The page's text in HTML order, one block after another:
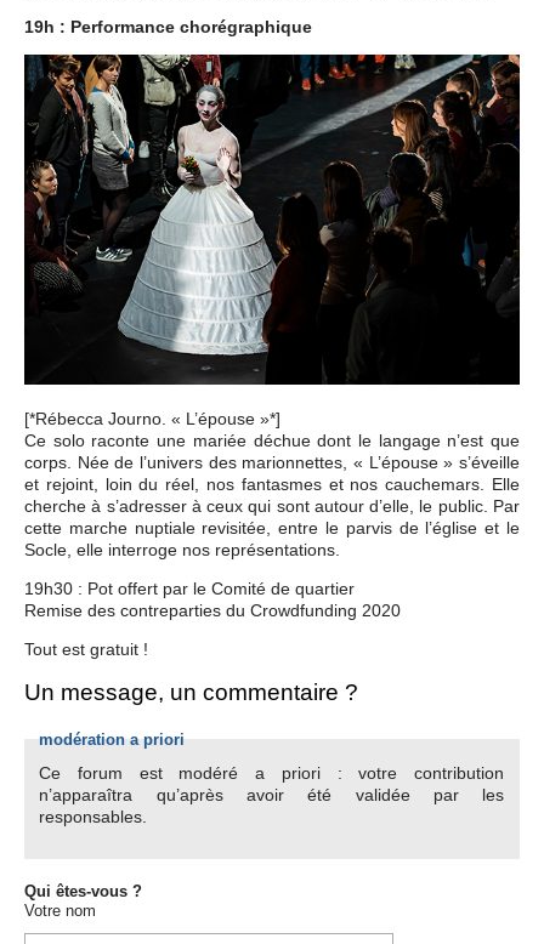
19h : Performance chorégraphique
[*Rébecca Journo. « L’épouse »*]
Ce solo raconte une mariée déchue dont le langage n’est que
corps. Née de l’univers des marionnettes, « L’épouse » s’éveille
et rejoint, loin du réel, nos fantasmes et nos cauchemars. Elle
cherche à s’adresser à ceux qui sont autour d’elle, le public. Par
cette marche nuptiale revisitée, entre le parvis de l’église et le
Socle, elle interroge nos représentations.
19h30 : Pot offert par le Comité de quartier
Remise des contreparties du Crowdfunding 2020
Tout est gratuit !
Un message, un commentaire ?
modération a priori
Ce forum est modéré a priori : votre contribution
n’apparaîtra qu’après avoir été validée par les
responsables.
Qui êtes-vous ?
Votre nom